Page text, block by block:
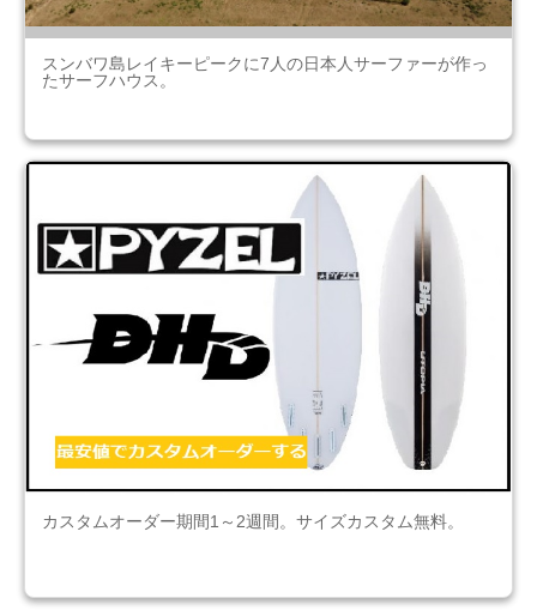
スンバワ島レイキーピークに7人の日本人サーファーが作っ
たサーフハウス。
カスタムオーダー期間1～2週間。サイズカスタム無料。